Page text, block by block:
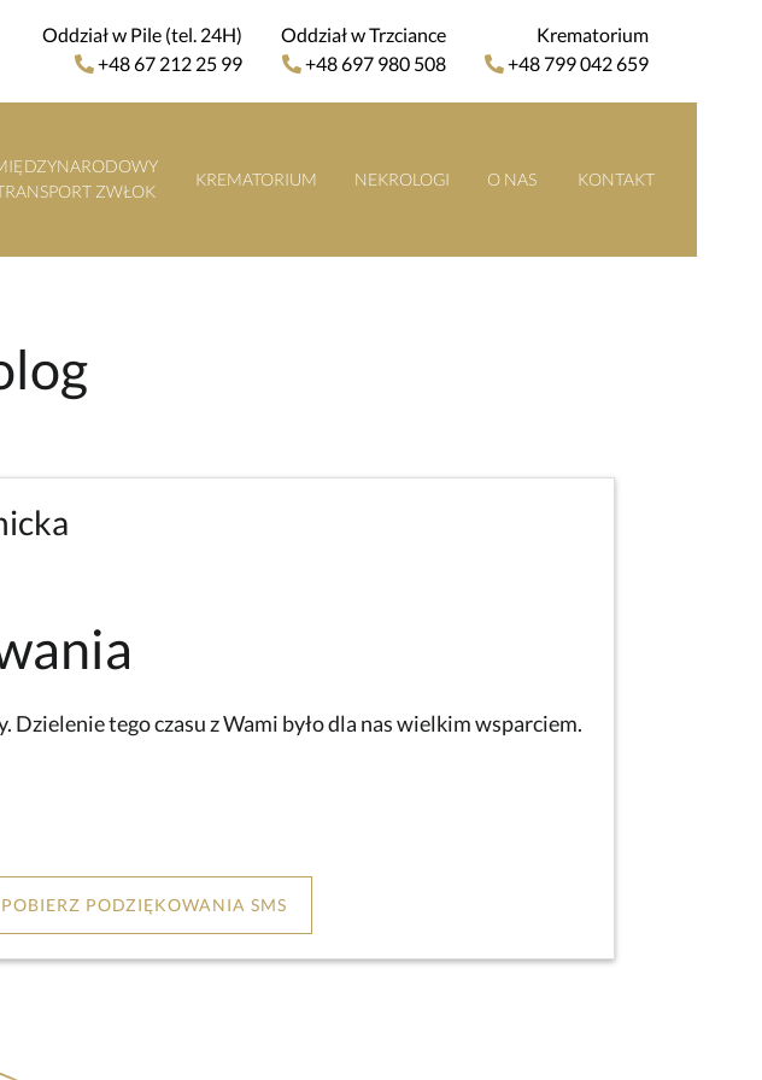
Oddział w Pile (tel. 24H)
+48 67 212 25 99
Oddział w Trzciance
+48 697 980 508
Krematorium
+48 799 042 659
ZWŁOK
KREMATORIUM NEKROLOGI O NAS KONTAKT
Dzielenie tego czasu z Wami było dla nas wielkim wsparciem.
POBIERZ PODZIĘKOWANIA SMS